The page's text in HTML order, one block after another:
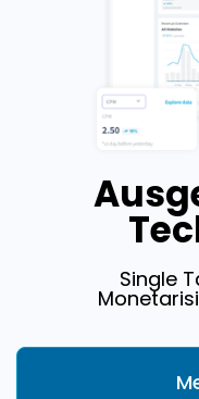
Single